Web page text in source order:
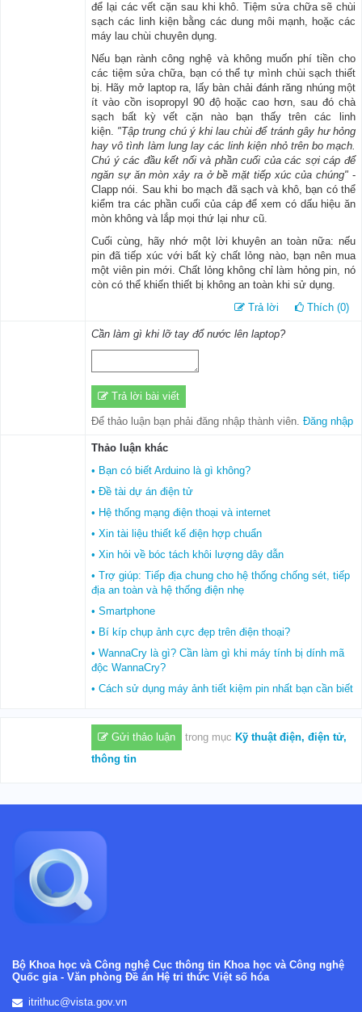
để lại các vết cặn sau khi khô. Tiệm sửa chữa sẽ chùi
sạch các linh kiện bằng các dung môi mạnh, hoặc các
máy lau chùi chuyên dụng.
Nếu bạn rành công nghệ và không muốn phí tiền cho
các tiệm sửa chữa, bạn có thể tự mình chùi sạch thiết
bị. Hãy mở laptop ra, lấy bàn chải đánh răng nhúng một
ít vào cồn isopropyl 90 độ hoặc cao hơn, sau đó chà
sạch bất kỳ vết cặn nào bạn thấy trên các linh
kiện. "Tập trung chú ý khi lau chùi để tránh gây hư hỏng
hay vô tình làm lung lay các linh kiện nhỏ trên bo mạch.
Chú ý các đầu kết nối và phần cuối của các sợi cáp để
ngăn sự ăn mòn xảy ra ở bề mặt tiếp xúc của chúng" -
Clapp nói. Sau khi bo mạch đã sạch và khô, bạn có thể
kiểm tra các phần cuối của cáp để xem có dấu hiệu ăn
mòn không và lắp mọi thứ lại như cũ.
Cuối cùng, hãy nhớ một lời khuyên an toàn nữa: nếu
pin đã tiếp xúc với bất kỳ chất lỏng nào, bạn nên mua
một viên pin mới. Chất lỏng không chỉ làm hỏng pin, nó
còn có thể khiến thiết bị không an toàn khi sử dụng.
Trả lời
Thích (0)
Cần làm gì khi lỡ tay đổ nước lên laptop?
Trả lời bài viết
Để thảo luận bạn phải đăng nhập thành viên. Đăng nhập
Thảo luận khác
• Bạn có biết Arduino là gì không?
• Đề tài dự án điện tử
• Hệ thống mạng điện thoại và internet
• Xin tài liệu thiết kế điện hợp chuẩn
• Xin hỏi về bóc tách khôi lượng dây dẫn
• Trợ giúp: Tiếp địa chung cho hệ thống chống sét, tiếp
địa an toàn và hệ thống điện nhẹ
• Smartphone
• Bí kíp chụp ảnh cực đẹp trên điện thoại?
• WannaCry là gì? Cần làm gì khi máy tính bị dính mã
độc WannaCry?
• Cách sử dụng máy ảnh tiết kiệm pin nhất bạn cần biết
Gửi thảo luận trong mục Kỹ thuật điện, điện tử,
thông tin
Bộ Khoa học và Công nghệ Cục thông tin Khoa học và Công nghệ
Quốc gia - Văn phòng Đề án Hệ tri thức Việt số hóa
itrithuc@vista.gov.vn